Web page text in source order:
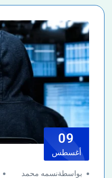
09
أغسطس
بواسطةنسمه محمد